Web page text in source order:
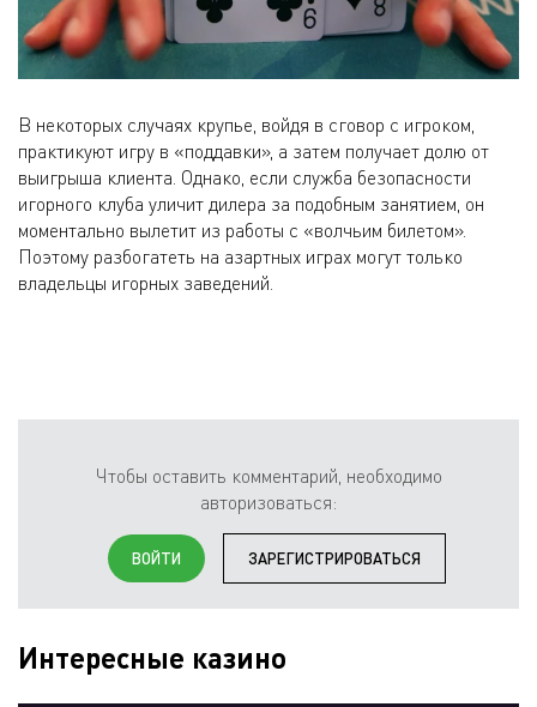
В некоторых случаях крупье, войдя в сговор с игроком,
практикуют игру в «поддавки», а затем получает долю от
выигрыша клиента. Однако, если служба безопасности
игорного клуба уличит дилера за подобным занятием, он
моментально вылетит из работы с «волчьим билетом».
Поэтому разбогатеть на азартных играх могут только
владельцы игорных заведений.
Чтобы оставить комментарий, необходимо
авторизоваться:
ВОЙТИ ЗАРЕГИСТРИРОВАТЬСЯ
Интересные казино